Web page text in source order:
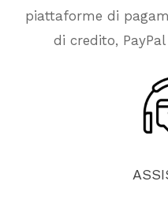
piattaforme di
di credito,